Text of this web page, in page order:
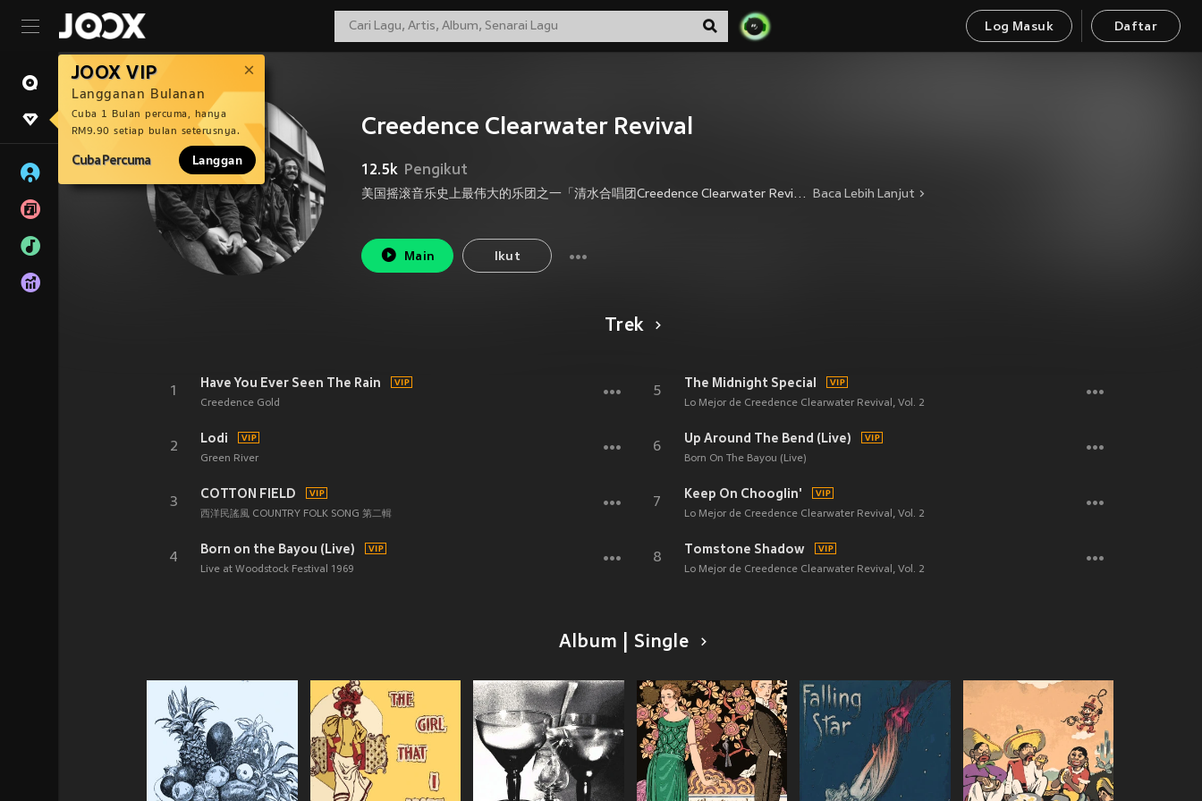
Log Masuk Daftar
JOOX VIP
Langganan Bulanan
Cuba 1 Bulan percuma, hanya
RM9.90 setiap bulan seterusnya.
Cuba Percuma Langgan
Creedence Clearwater Revival
12.5k Pengikut
美国摇滚音乐史上最伟大的乐团之一「清水合唱团Creedence Clearwater Revival，简称CCR」，来自旧金山湾区，他们吸收了沼泽蓝调音乐[*swamp blues一种深受路易斯安那州南方的克里奥尔人的民谣音乐Zydeco(*20世纪初期经由非洲流传到路易斯安那州的黑人民谣)影响，融合了蹒跚、晦暗、悠闲的路易斯安那州蓝调，加上轻松的放克节奏而成的蓝调分支音乐]的养分，创造了独特的旧金山湾区摇滚风格。 1960年时，Doug Clifford、Stu Cook、Tom & John Fogerty这四个在柏克莱邻近小镇中学就读的同窗好友组了一支名叫Tommy Fogerty & The Blue Velvets的乐团，4年之后，这群玩band的男生到John Fogerty打工的Fantasy唱片公司进行试唱，一举赢得了一纸唱片合约，在经过几年的巡回演唱历练后，1967年，他们正式以Creedence Clearwater Revival[*简称C.C.R. Baca Lebih Lanjut
Main Ikut
Trek
1
Have You Ever Seen The Rain
Creedence Gold
2
Lodi
Green River
3
COTTON FIELD
西洋民謠風 COUNTRY FOLK SONG 第二輯
4
Born on the Bayou (Live)
Live at Woodstock Festival 1969
5
The Midnight Special
Lo Mejor de Creedence Clearwater Revival, Vol. 2
6
Up Around The Bend (Live)
Born On The Bayou (Live)
7
Keep On Chooglin'
Lo Mejor de Creedence Clearwater Revival, Vol. 2
8
Tomstone Shadow
Lo Mejor de Creedence Clearwater Revival, Vol. 2
Album | Single